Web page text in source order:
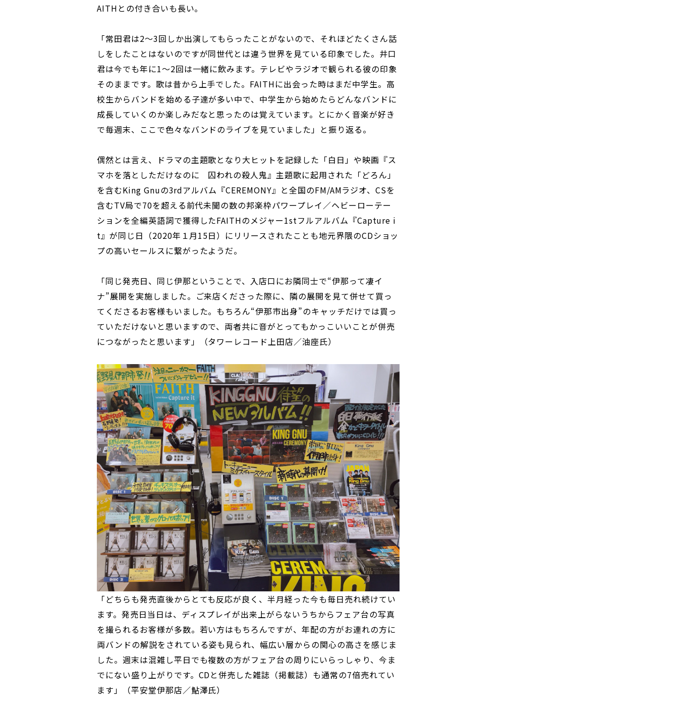
AITHとの付き合いも長い。
「常田君は2～3回しか出演してもらったことがないので、それほどたくさん話
しをしたことはないのですが同世代とは違う世界を見ている印象でした。井口
君は今でも年に1～2回は一緒に飲みます。テレビやラジオで観られる彼の印象
そのままです。歌は昔から上手でした。FAITHに出会った時はまだ中学生。高
校生からバンドを始める子達が多い中で、中学生から始めたらどんなバンドに
成長していくのか楽しみだなと思ったのは覚えています。とにかく音楽が好き
で毎週末、ここで色々なバンドのライブを見ていました」と振り返る。
偶然とは言え、ドラマの主題歌となり大ヒットを記録した「白日」や映画『ス
マホを落としただけなのに 囚われの殺人鬼』主題歌に起用された「どろん」
を含むKing Gnuの3rdアルバム『CEREMONY』と全国のFM/AMラジオ、CSを
含むTV局で70を超える前代未聞の数の邦楽枠パワープレイ／ヘビーローテー
ションを全編英語詞で獲得したFAITHのメジャー1stフルアルバム『Capture i
t』が同じ日（2020年１月15日）にリリースされたことも地元界隈のCDショッ
プの高いセールスに繋がったようだ。
「同じ発売日、同じ伊那ということで、入店口にお隣同士で“伊那って凄イ
ナ”展開を実施しました。ご来店くださった際に、隣の展開を見て併せて買っ
てくださるお客様もいました。もちろん“伊那市出身”のキャッチだけでは買っ
ていただけないと思いますので、両者共に音がとってもかっこいいことが併売
につながったと思います」（タワーレコード上田店／油座氏）
「どちらも発売直後からとても反応が良く、半月経った今も毎日売れ続けてい
ます。発売日当日は、ディスプレイが出来上がらないうちからフェア台の写真
を撮られるお客様が多数。若い方はもちろんですが、年配の方がお連れの方に
両バンドの解説をされている姿も見られ、幅広い層からの関心の高さを感じま
した。週末は混雑し平日でも複数の方がフェア台の周りにいらっしゃり、今ま
でにない盛り上がりです。CDと併売した雑誌（掲載誌）も通常の7倍売れてい
ます」（平安堂伊那店／鮎澤氏）